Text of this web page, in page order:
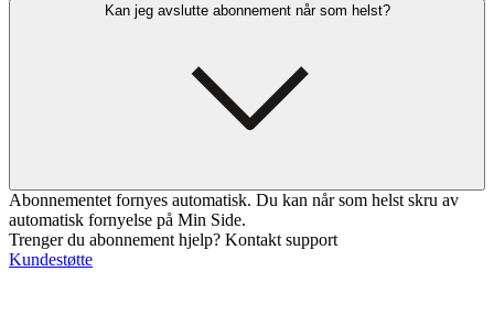
Kan jeg avslutte abonnement når som helst?
Abonnementet fornyes automatisk. Du kan når som helst skru av
automatisk fornyelse på Min Side.
Trenger du abonnement hjelp? Kontakt support
Kundestøtte